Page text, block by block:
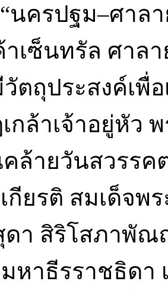
นครปฐม–ศาล
เซ็นทรัล ศาล
ตถุประสงค์เพื่
กล้าเจ้าอยู่หัว
ล้ายวันสวรรค
กียรติ สมเด็จพ
ดา สิริโสภาพั
หาธีรราชธิดา